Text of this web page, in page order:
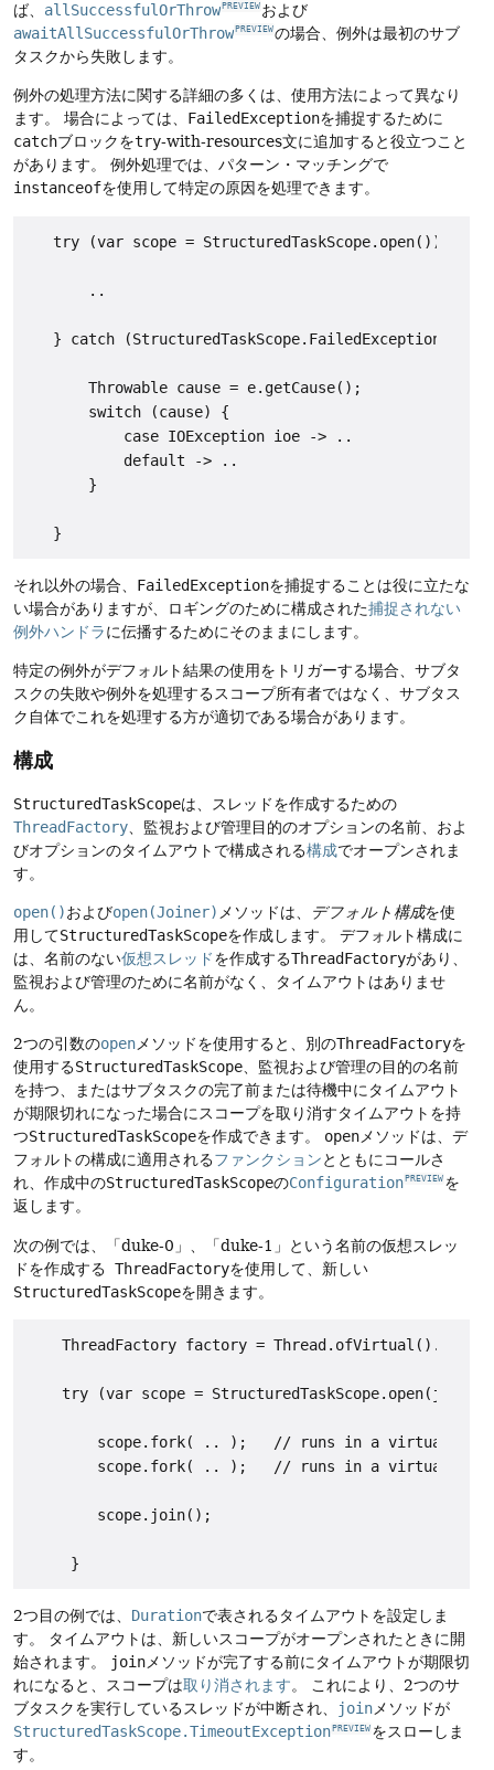
ば、 allSuccessfulOrThrow PREVIEW および
awaitAllSuccessfulOrThrow PREVIEWの場合、例外は最初のサブ
タスクから失敗します。
例外の処理方法に関する詳細の多くは、使用方法によって異なり
ます。
場合によっては、 FailedExceptionを捕捉するために
catchブロックをtry-with-resources文に追加すると役立つこと
があります。
例外処理では、パターン・マッチングで
instanceofを使用して特定の原因を処理できます。
   try (var scope = StructuredTaskScope.open()) {
       ..
   } catch (StructuredTaskScope.FailedException e) {
       Throwable cause = e.getCause();
       switch (cause) {
           case IOException ioe -> ..
           default -> ..
       }
それ以外の場合、 FailedExceptionを捕捉することは役に立たな
い場合がありますが、ロギングのために構成された捕捉されない
例外ハンドラに伝播するためにそのままにします。
特定の例外がデフォルト結果の使用をトリガーする場合、サブタ
スクの失敗や例外を処理するスコープ所有者ではなく、サブタス
ク自体でこれを処理する方が適切である場合があります。
構成
StructuredTaskScopeは、スレッドを作成するための
ThreadFactory 、監視および管理目的のオプションの名前、およ
びオプションのタイムアウトで構成される構成でオープンされま
す。
open()およびopen(Joiner) メソッドは、 デフォルト構成を使
用してStructuredTaskScopeを作成します。
デフォルト構成に
は、名前のない仮想スレッドを作成するThreadFactoryがあり、
監視および管理のために名前がなく、タイムアウトはありませ
ん。
2つの引数のopenメソッドを使用すると、別のThreadFactoryを
使用するStructuredTaskScope、監視および管理の目的の名前
を持つ、またはサブタスクの完了前または待機中にタイムアウト
が期限切れになった場合にスコープを取り消すタイムアウトを持
つStructuredTaskScopeを作成できます。 openメソッドは、デ
フォルトの構成に適用されるファンクションとともにコールさ
れ、作成中のStructuredTaskScopeのConfiguration PREVIEW を
返します。
次の例では、「duke-0」、「duke-1」という名前の仮想スレッ
ドを作成する ThreadFactoryを使用して、新しい
StructuredTaskScopeを開きます。
    ThreadFactory factory = Thread.ofVirtual().
try (var scope =
scope.fork( .. );   // runs in a virtual
scope.fork( .. );   // runs in a virtual
        scope.join();
2つ目の例では、 Durationで表されるタイムアウトを設定しま
す。
タイムアウトは、新しいスコープがオープンされたときに開
始されます。
joinメソッドが完了する前にタイムアウトが期限切
れになると、スコープは取り消されます。
これにより、2つのサ
ブタスクを実行しているスレッドが中断され、
joinメソッドが
StructuredTaskScope.TimeoutException PREVIEW をスローしま
す。